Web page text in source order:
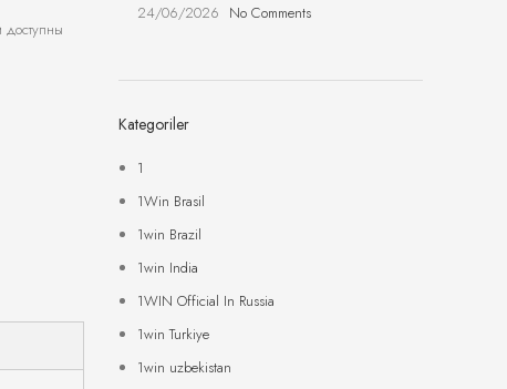
24/06/2026 No Comments
Kategoriler
1
1Win Brasil
1win Brazil
1win India
1WIN Official In Russia
1win Turkiye
1win uzbekistan